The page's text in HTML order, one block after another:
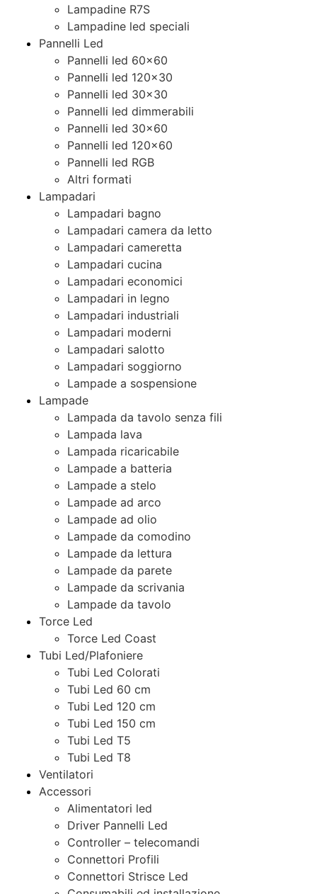
Lampadine R7S
Lampadine led speciali
Pannelli Led
Pannelli led 60×60
Pannelli led 120×30
Pannelli led 30×30
Pannelli led dimmerabili
Pannelli led 30×60
Pannelli led 120×60
Pannelli led RGB
Altri formati
Lampadari
Lampadari bagno
Lampadari camera da letto
Lampadari cameretta
Lampadari cucina
Lampadari economici
Lampadari in legno
Lampadari industriali
Lampadari moderni
Lampadari salotto
Lampadari soggiorno
Lampade a sospensione
Lampade
Lampada da tavolo senza fili
Lampada lava
Lampada ricaricabile
Lampade a batteria
Lampade a stelo
Lampade ad arco
Lampade ad olio
Lampade da comodino
Lampade da lettura
Lampade da parete
Lampade da scrivania
Lampade da tavolo
Torce Led
Torce Led Coast
Tubi Led/Plafoniere
Tubi Led Colorati
Tubi Led 60 cm
Tubi Led 120 cm
Tubi Led 150 cm
Tubi Led T5
Tubi Led T8
Ventilatori
Accessori
Alimentatori led
Driver Pannelli Led
Controller – telecomandi
Connettori Profili
Connettori Strisce Led